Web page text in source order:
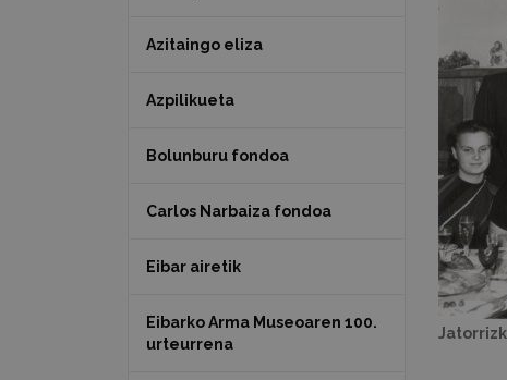
Azitaingo eliza
Azpilikueta
Bolunburu fondoa
Carlos Narbaiza fondoa
Eibar airetik
Eibarko Arma Museoaren 100.
urteurrena